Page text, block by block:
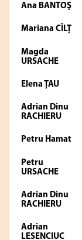
Ana BANTOŞ
Mariana CÎLȚ
Magda
URSACHE
Elena ŢAU
Adrian Dinu
RACHIERU
Petru Hamat
Petru
URSACHE
Adrian Dinu
RACHIERU
Adrian
LESENCIUC